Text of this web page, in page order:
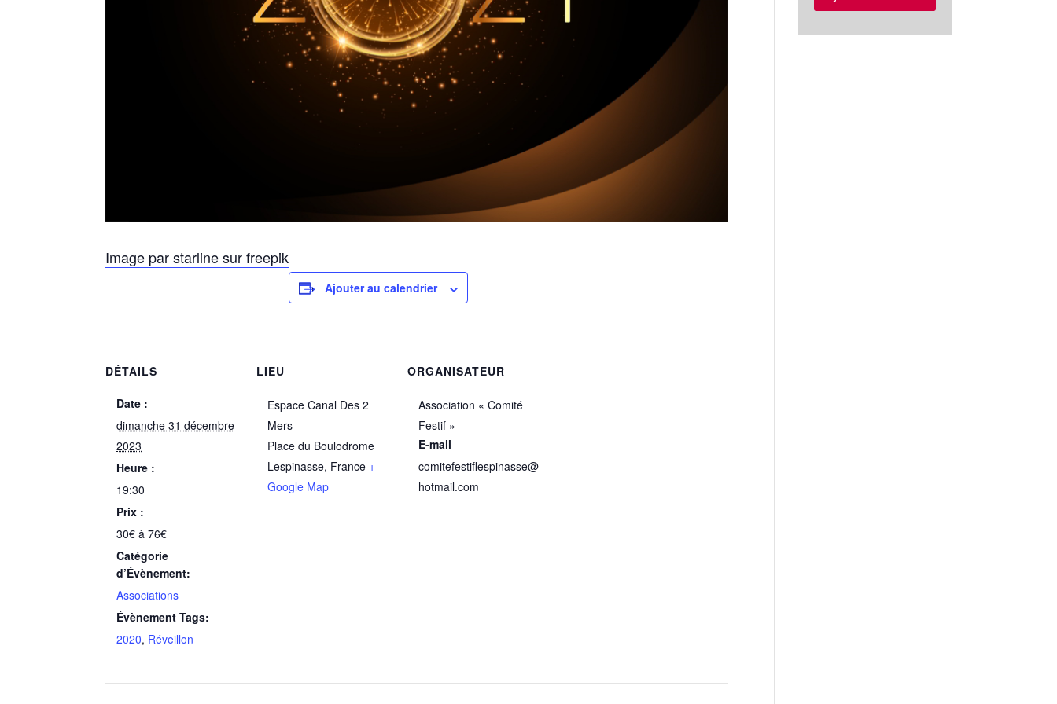
Image par starline sur freepik
Ajouter au calendrier
DÉTAILS
Date :
dimanche 31 décembre
2023
Heure :
19:30
Prix :
30€ à 76€
Catégorie
d’Évènement:
Associations
Évènement Tags:
2020, Réveillon
LIEU
Espace Canal Des 2
Mers
Place du Boulodrome
Lespinasse, France +
Google Map
ORGANISATEUR
Association « Comité
Festif »
E-mail
comitefestiflespinasse@
hotmail.com